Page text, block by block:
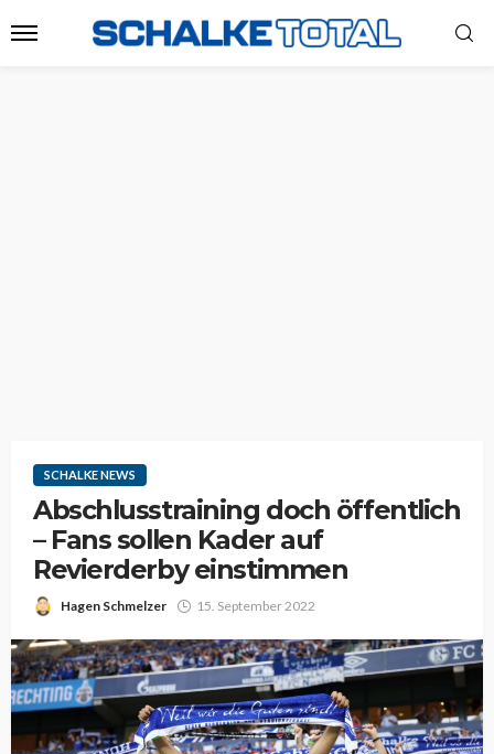
SCHALKE NEWS
Abschlusstraining doch öffentlich
– Fans sollen Kader auf
Revierderby einstimmen
Hagen Schmelzer 15. September 2022